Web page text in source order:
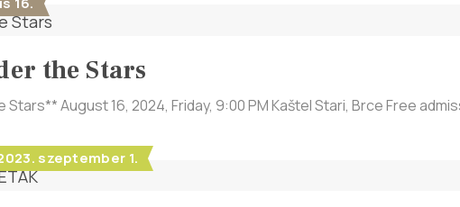
the Stars
August 16, 2024, Friday, 9:00 PM Kaštel Stari, Brce Free
szeptember 1.